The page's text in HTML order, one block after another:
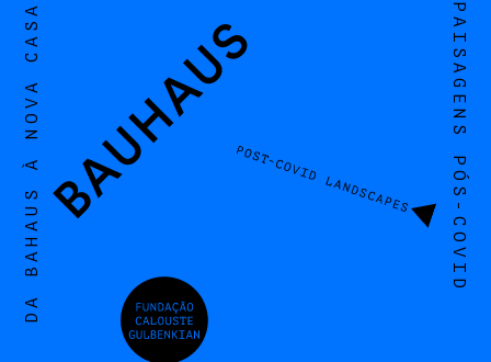
DA BAHAUS À NOVA CASA PAISAGENS PÓS-COVID